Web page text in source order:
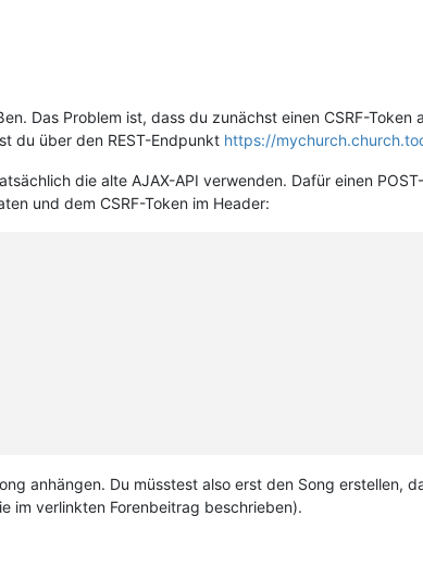
Das Problem ist, dass du zunächst einen CSRF-
du über den REST-Endpunkt https://
die alte AJAX-API verwenden. Dafür einen
und dem CSRF-Token im Header:
anhängen. Du müsstest also erst den Song erstellen,
im verlinkten Forenbeitrag beschrieben).